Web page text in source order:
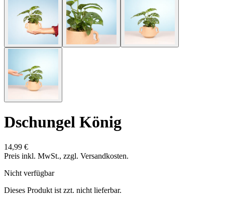
Dschungel König
14,99 €
Preis inkl. MwSt., zzgl. Versandkosten.
Nicht verfügbar
Dieses Produkt ist zzt. nicht lieferbar.